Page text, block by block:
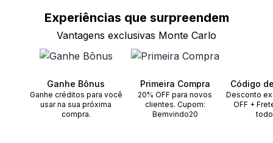
Experiências que surpreendem
Vantagens exclusivas Monte Carlo
Ganhe Bônus
Ganhe créditos para você
usar na sua próxima
compra.
Primeira Compra
20% OFF para novos
clientes. Cupom:
Bemvindo20
Código
Desconto
OFF +